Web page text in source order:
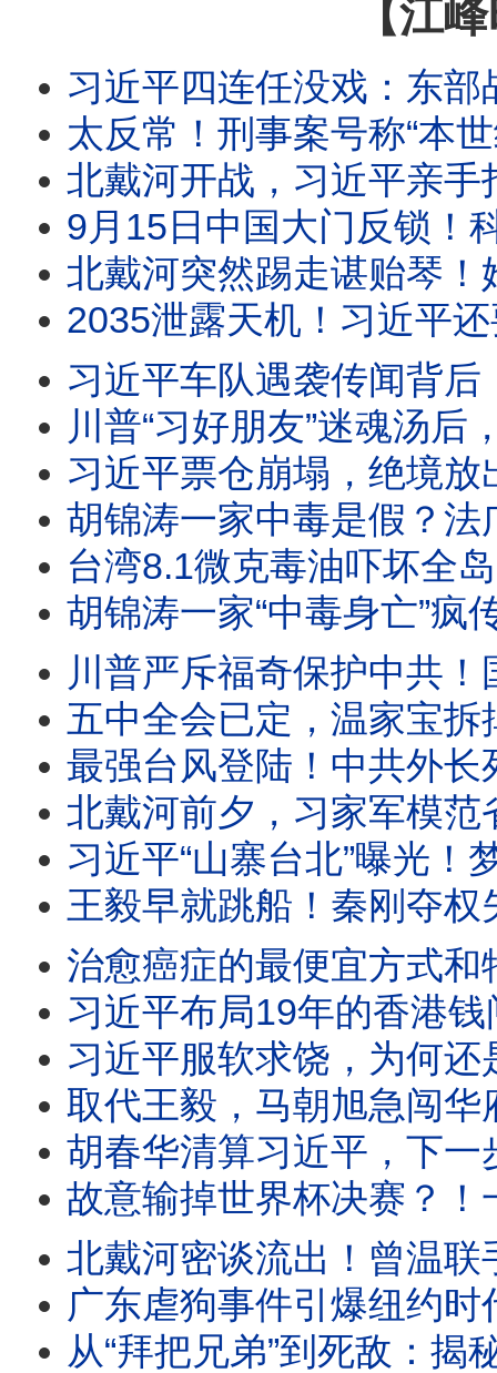
【江
习近平四连任没戏：东部战区提灭包计划；西部战区逼
太反常！刑事案号称“本世纪最低”却要全国扫黑？习近平突发“1年全国内斗令”！抓
北戴河开战，习近平亲手打造的“紫金酒窖”被砸！五中全会前元老派断习的粮草，
9月15日中国大门反锁！科技人才不准出境，来去自由，中国大门永远敞开承诺成
北戴河突然踢走谌贻琴！她曾坐镇习近平730票全票大会、捧出贵州脱
2035泄露天机！习近平还要干九年？医疗承诺烂尾
习近平车队遇袭传闻背后：军委名单一夜消失，习近平落入权
川普“习好朋友”迷魂汤后，美军2026西太SQUAD四方合围，中共围台战略已成泡影； 美海岸巡
习近平票仓崩塌，绝境放出胡死讯；温家宝率元老反
胡锦涛一家中毒是假？法广辟谣突遭404！习迎“汪东兴时刻”？爆蔡奇将交中办大权！河
台湾8.1微克毒油吓坏全岛，中共一看：这在中国算优质油！胡
胡锦涛一家“中毒身亡”疯传！五中全会十月召开：习近平在台上被
川普严斥福奇保护中共！国会惊人“百次沉默”，律师被赶出国会，听证会扯出美中“深层政府”与中
五中全会已定，温家宝拆掉李强三张底牌；方星海落马、
最强台风登陆！中共外长死里逃生，牛田洋553名军人和大学生身亡惨剧究竟是台风还是人祸？“
北戴河前夕，习家军模范省失守！习近平心腹中纪委委员突遭罢黜，
习近平“山寨台北”曝光！梦里攻下总统府；美军暗鹰高超音速导弹
王毅早就跳船！秦刚夺权失败，习近平外交线变天；周恩来私
治愈癌症的最便宜方式和特斯拉，竟然被FBI消音；川普新冠“特效药”
习近平布局19年的香港钱闸易主，陈希、马兴瑞旧部遭全面清洗！党产
习近平服软求饶，为何还是下不了台？元老院正起草判词：温家宝
取代王毅，马朝旭急闯华府探雷！川习会前夜，中南海权斗与AI危机同时失控；习近平
胡春华清算习近平，下一步直取总书记？李强突然抛出“财产公开”
故意输掉世界杯决赛？！一夜之间成为骗子的梅西遭遇假爆料、千万请愿、全
北戴河密谈流出！曾温联手否决，习近平惊爆
广东虐狗事件引爆纽约时代广场，从旺旺、铁链女到防疫扑杀：中国人为何向弱者下手？
从“拜把兄弟”到死敌：揭秘习近平与薄熙来34年恩怨，一场由“